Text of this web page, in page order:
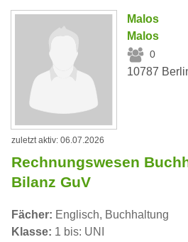
Malos
Malos
0
10787
zuletzt aktiv: 06.07.2026
Rechnungswesen
Bilanz GuV
Fächer: Englisch, Buchhaltung
Klasse: 1 bis: UNI